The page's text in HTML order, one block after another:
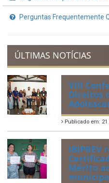
Perguntas Frequentemente
ÚLTIMAS NOTÍCIAS
VIII
Direitos
Publicado em:
IBIPREV
Mérito